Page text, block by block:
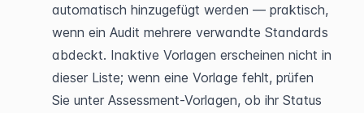
automatisch hinzugefügt werden — praktisch,
wenn ein Audit mehrere verwandte Standards
abdeckt. Inaktive Vorlagen erscheinen nicht in
dieser Liste; wenn eine Vorlage fehlt, prüfen
Sie unter Assessment-Vorlagen, ob ihr Status